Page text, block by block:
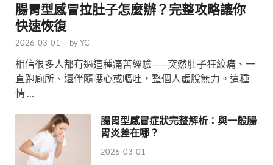
腸胃型感冒拉肚子怎麼辦？完整攻略讓你
快速恢復
2026-03-01 - byYC
相信很多人都有過這種痛苦經驗——突然肚子狂絞痛、一
直跑廁所、還伴隨噁心或嘔吐，整個人虛脫無力。這種
情 …
腸胃型感冒症狀完整解析：與一般腸
胃炎差在哪？
2026-03-01